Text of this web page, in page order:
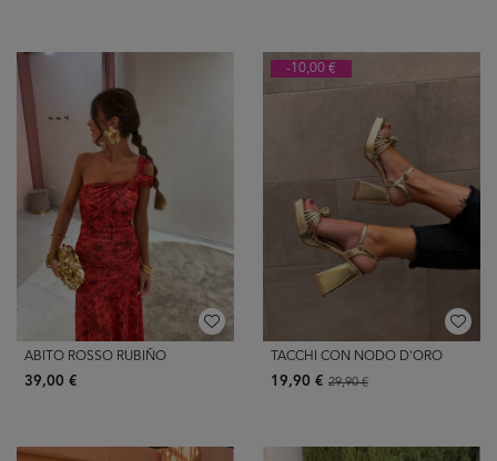
ABITO ROSSO RUBIÑO
39,00 €
-10,00 €
TACCHI CON NODO D'ORO
19,90 €29,90 €